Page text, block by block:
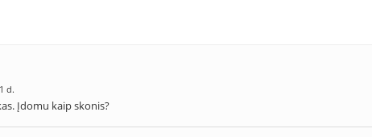
d.
Įdomu kaip skonis?